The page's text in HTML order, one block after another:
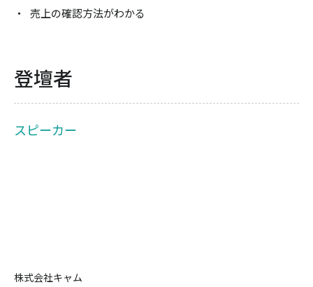
売上の確認方法がわかる
登壇者
スピーカー
株式会社キャム